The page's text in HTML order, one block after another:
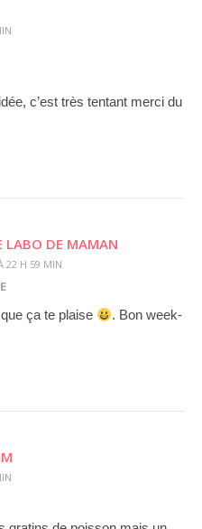
c’est très tentant merci du
LABO DE MAMAN
22 H 59 MIN
ça te plaise
. Bon week-